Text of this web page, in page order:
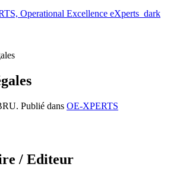
Publié dans OE-XPERTS
/ Editeur